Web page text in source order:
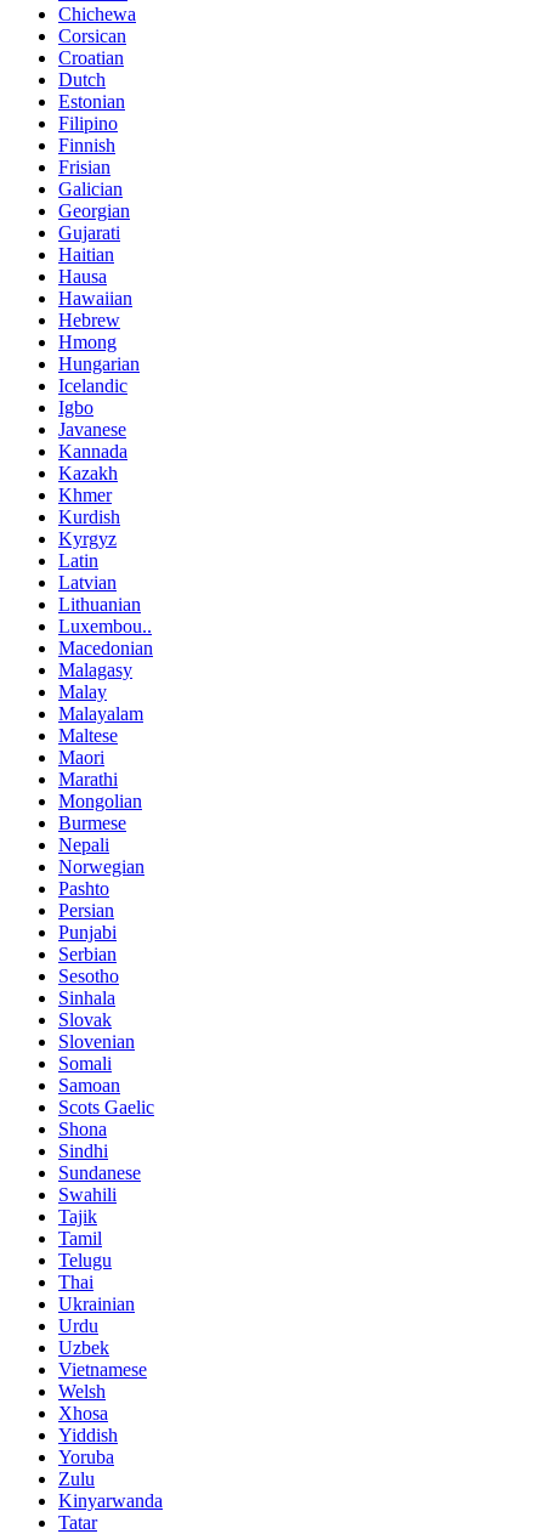
Chichewa
Corsican
Croatian
Dutch
Estonian
Filipino
Finnish
Frisian
Galician
Georgian
Gujarati
Haitian
Hausa
Hawaiian
Hebrew
Hmong
Hungarian
Icelandic
Igbo
Javanese
Kannada
Kazakh
Khmer
Kurdish
Kyrgyz
Latin
Latvian
Lithuanian
Luxembou..
Macedonian
Malagasy
Malay
Malayalam
Maltese
Maori
Marathi
Mongolian
Burmese
Nepali
Norwegian
Pashto
Persian
Punjabi
Serbian
Sesotho
Sinhala
Slovak
Slovenian
Somali
Samoan
Scots Gaelic
Shona
Sindhi
Sundanese
Swahili
Tajik
Tamil
Telugu
Thai
Ukrainian
Urdu
Uzbek
Vietnamese
Welsh
Xhosa
Yiddish
Yoruba
Zulu
Kinyarwanda
Tatar